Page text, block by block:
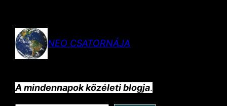
tartalomhozNEO CSATORNÁJA
A mindennapok közéleti blogja.